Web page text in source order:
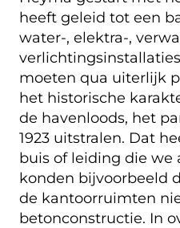
heeft geleid tot een
water-, elektra-,
moeten qua uiterlijk
het historische
de havenloods, het
1923 uitstralen. Dat
buis of leiding die we
konden bijvoorbeeld
de kantoorruimten
betonconstructie. In